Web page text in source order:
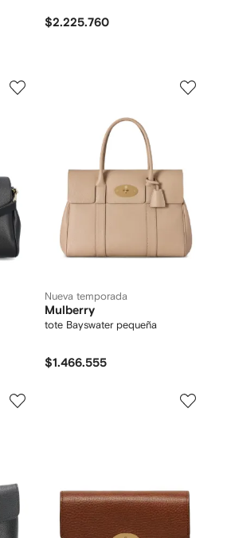
$2.225.760
Nueva temporada
Mulberry
tote Bayswater pequeña
$1.466.555